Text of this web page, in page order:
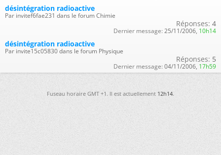
désintégration radioactive
Par invitef6fae231 dans le forum Chimie
Réponses: 4
Dernier message: 25/11/2006, 10h14
désintégration radioactive
Par invite15c05830 dans le forum Physique
Réponses: 5
Dernier message: 04/11/2006, 17h59
Fuseau horaire GMT +1. Il est actuellement12h14.